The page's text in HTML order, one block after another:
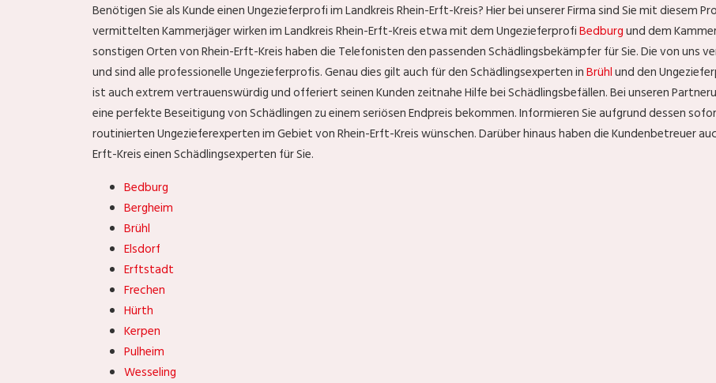
Benötigen Sie als Kunde einen Ungezieferprofi im Landkreis Rhein-Erft-Kreis? Hier bei unserer Firma sind Sie mit diesem
vermittelten Kammerjäger wirken im Landkreis Rhein-Erft-Kreis etwa mit dem UngezieferprofiBedburgund dem
sonstigen Orten von Rhein-Erft-Kreis haben die Telefonisten den passenden Schädlingsbekämpfer für Sie. Die von
und sind alle professionelle Ungezieferprofis. Genau dies gilt auch für den Schädlingsexperten inBrühlund den
ist auch extrem vertrauenswürdig und offeriert seinen Kunden zeitnahe Hilfe bei Schädlingsbefällen. Bei unseren
eine perfekte Beseitigung von Schädlingen zu einem seriösen Endpreis bekommen. Informieren Sie aufgrund dessen
routinierten Ungezieferexperten im Gebiet von Rhein-Erft-Kreis wünschen. Darüber hinaus haben die Kundenbetreuer
Erft-Kreis einen Schädlingsexperten für Sie.
Bedburg
Bergheim
Brühl
Elsdorf
Erftstadt
Frechen
Hürth
Kerpen
Pulheim
Wesseling